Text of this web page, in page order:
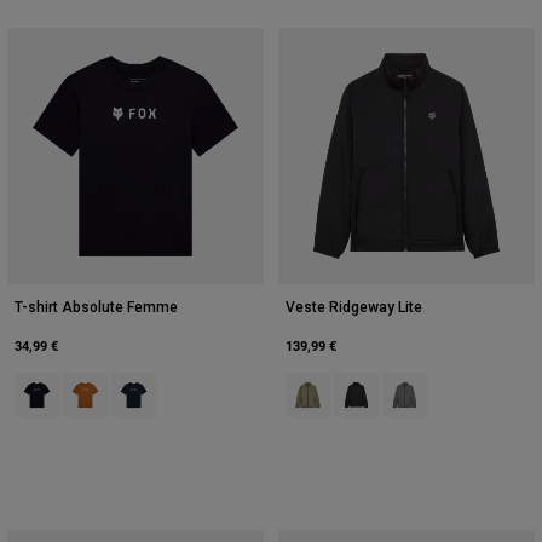
T-shirt Absolute Femme
34,99 €
Product swatch type of Noir.
Product swatch type of Dark Gold.
Product swatch type of Bleu minuit.
Veste Ridgeway Lite
139,99 €
Product swatch type of Rouge
Product swatch type of
Product swatch